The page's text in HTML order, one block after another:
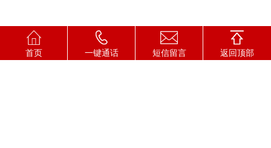
首页 一键通话 短信留言 返回顶部